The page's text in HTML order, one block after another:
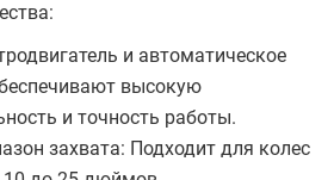
и автоматическое
высокую
и точность работы.
захвата: Подходит для колес